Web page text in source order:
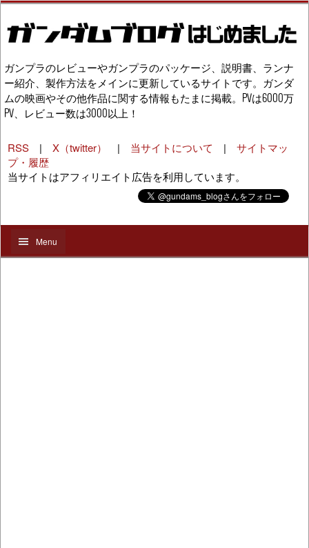
ガンプラのレビューやガンプラのパッケージ、説明書、ランナ
ー紹介、製作方法をメインに更新しているサイトです。ガンダ
ムの映画やその他作品に関する情報もたまに掲載。PVは6000万
PV、レビュー数は3000以上！
RSS | X（twitter） | 当サイトについて | サイトマッ
プ・履歴
当サイトはアフィリエイト広告を利用しています。
Menu